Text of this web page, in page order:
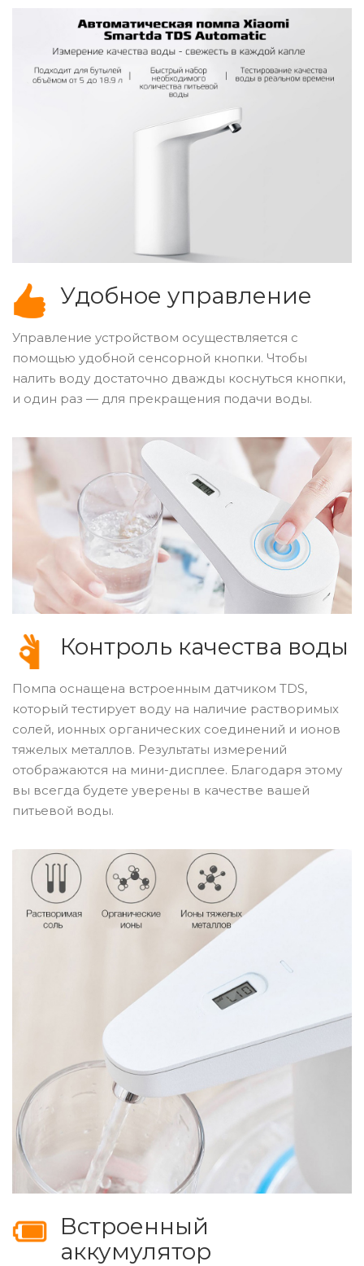
Удобное управление
Управление устройством осуществляется с
помощью удобной сенсорной кнопки. Чтобы
налить воду достаточно дважды коснуться кнопки,
и один раз — для прекращения подачи воды.
Контроль качества воды
Помпа оснащена встроенным датчиком TDS,
который тестирует воду на наличие растворимых
солей, ионных органических соединений и ионов
тяжелых металлов. Результаты измерений
отображаются на мини-дисплее. Благодаря этому
вы всегда будете уверены в качестве вашей
питьевой воды.
Встроенный
аккумулятор